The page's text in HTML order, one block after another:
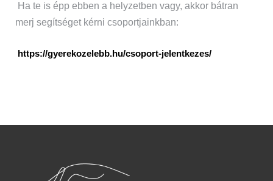
Ha te is épp ebben a helyzetben vagy, akkor bátran
merj segítséget kérni csoportjainkban:
https://gyerekozelebb.hu/csoport-jelentkezes/